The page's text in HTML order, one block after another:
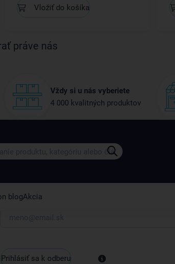
Vložiť do košíka
práve nás
Vždy si u nás vyberiete
4 000 kvalitných produktov
blogAkcia
Prihláste sa k odberu nášho newslettera.
Váš e-mail
Prihlásiť sa k odberu